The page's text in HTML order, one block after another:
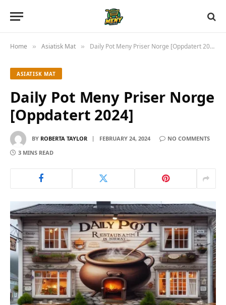
Home » Asiatisk Mat » Daily Pot Meny Priser Norge [Oppdatert 2024]
ASIATISK MAT
Daily Pot Meny Priser Norge
[Oppdatert 2024]
BY ROBERTA TAYLOR FEBRUARY 24, 2024
NO COMMENTS
3 MINS READ